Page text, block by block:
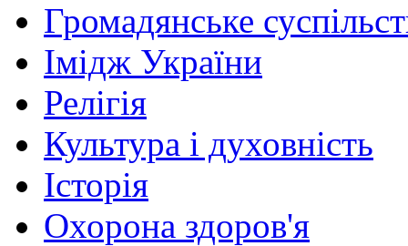
Громадянське
Імідж України
Релігія
Культура і духовність
Історія
Охорона здоров'я